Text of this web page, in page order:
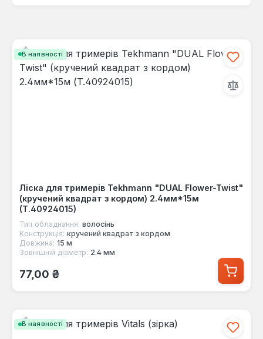
В наявності
Ліска для тримерів Tekhmann "DUAL Flower-Twist"
(кручений квадрат з кордом) 2.4мм*15м
(T.40924015)
Тип обладнання: волосінь
Конструкція: кручений квадрат з кордом
Довжина: 15 м
Зовнішній діаметр: 2.4 мм
Звичайна ціна:
77,00 ₴
В наявності